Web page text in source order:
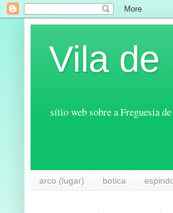
Vila de
sítio web sobre a Freguesia
arco (lugar) botica